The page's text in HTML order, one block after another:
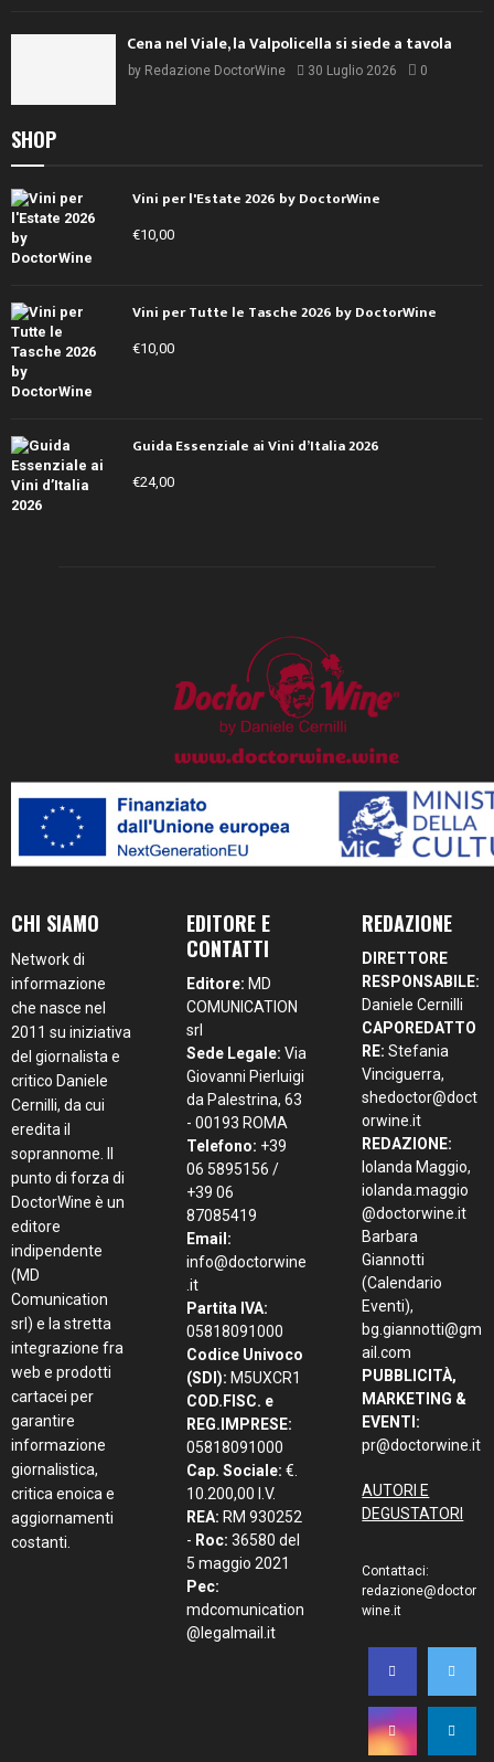
Cena nel Viale, la Valpolicella si siede a tavola
by Redazione DoctorWine 30 Luglio 2026 0
SHOP
Vini per l'Estate 2026 by DoctorWine
€10,00
Vini per Tutte le Tasche 2026 by DoctorWine
€10,00
Guida Essenziale ai Vini d’Italia 2026
€24,00
CHI SIAMO
Network di
informazione
che nasce nel
2011 su iniziativa
del giornalista e
critico Daniele
Cernilli, da cui
eredita il
soprannome. Il
punto di forza di
DoctorWine è un
editore
indipendente
(MD
Comunication
srl) e la stretta
integrazione fra
web e prodotti
cartacei per
garantire
informazione
giornalistica,
critica enoica e
aggiornamenti
costanti.
EDITORE E
CONTATTI
Editore: MD
COMUNICATION
srl
Sede Legale: Via
Giovanni Pierluigi
da Palestrina, 63
- 00193 ROMA
Telefono: +39
06 5895156 /
+39 06
87085419
Email:
info@doctorwine
.it
Partita IVA:
05818091000
Codice Univoco
(SDI): M5UXCR1
COD.FISC. e
REG.IMPRESE:
05818091000
Cap. Sociale: €.
10.200,00 I.V.
REA: RM 930252
- Roc: 36580 del
5 maggio 2021
Pec:
mdcomunication
@legalmail.it
REDAZIONE
DIRETTORE
RESPONSABILE:
Daniele Cernilli
CAPOREDATTO
RE: Stefania
Vinciguerra,
shedoctor@doct
orwine.it
REDAZIONE:
Iolanda Maggio,
iolanda.maggio
@doctorwine.it
Barbara
Giannotti
(Calendario
Eventi),
bg.giannotti@gm
ail.com
PUBBLICITÀ,
MARKETING &
EVENTI:
pr@doctorwine.it
AUTORI E
DEGUSTATORI
Contattaci:
redazione@doctor
wine.it